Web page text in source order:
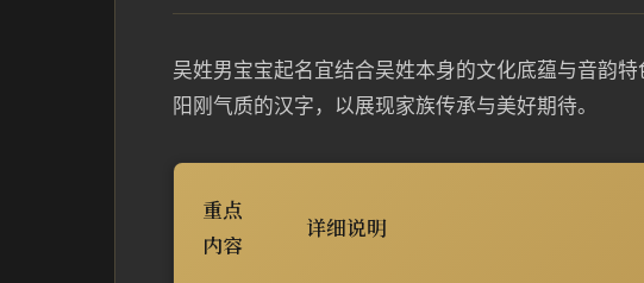
吴姓男宝宝起名宜结合吴姓本身的文化底蕴与音韵
阳刚气质的汉字，以展现家族传承与美好期待。
重点
内容
详细说明